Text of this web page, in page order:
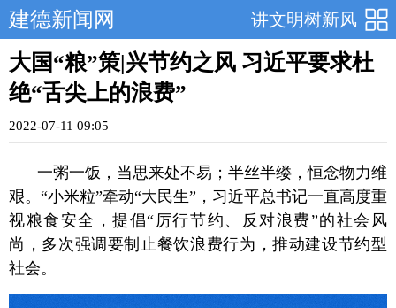
讲文明树新风
建德新闻网
大国“粮”策|兴节约之风 习近平要求杜
绝“舌尖上的浪费”
2022-07-11 09:05
一粥一饭，当思来处不易；半丝半缕，恒念物力维
艰。“小米粒”牵动“大民生”，习近平总书记一直高度重
视粮食安全，提倡“厉行节约、反对浪费”的社会风
尚，多次强调要制止餐饮浪费行为，推动建设节约型
社会。